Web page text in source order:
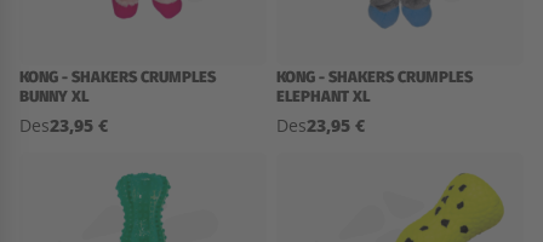
KONG - SHAKERS CRUMPLES
BUNNY XL
Des23,95 €
KONG - SHAKERS CRUMPLES
ELEPHANT XL
Des23,95 €